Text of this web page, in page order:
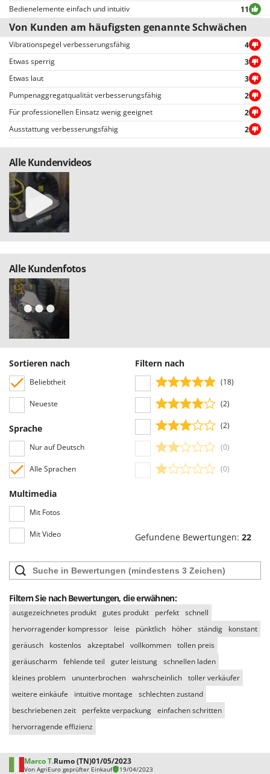
Spiralmac
Spring Protezione
Spyro
Stanley
Stiga
Stocker
Sunseeker
T
Tecla
TecnoGen
Tellarini Pompe
Telwin
Tenco
Tineco
Tornado
Tre Spade
Trev - Abrek - TecnoVIR
Trotec
Troy-Bilt
U
Udor
Unger
V
Volpi
W
Waldner
Wiper EcoRobot
Wolf Garten
Wortex
Worx
Y
Z
Zanon
Zephir
ZGrills
Zomax
Bedienelemente einfach und intuitiv
11
Von Kunden am häufigsten genannte Schwächen
Vibrationspegel verbesserungsfähig
4
Etwas sperrig
3
Etwas laut
3
Pumpenaggregatqualität verbesserungsfähig
2
Für professionellen Einsatz wenig geeignet
2
Ausstattung verbesserungsfähig
2
Alle Kundenvideos
Alle Kundenfotos
Sortieren nach
Beliebtheit
Neueste
Sprache
Nur auf Deutsch
Alle Sprachen
Multimedia
Mit Fotos
Mit Video
Filtern nach
(18)
(2)
(2)
(0)
(0)
Gefundene Bewertungen: 22
Filtern Sie nach Bewertungen, die erwähnen:
ausgezeichnetes produkt gutes produkt perfekt schnell
hervorragender kompressor
leise pünktlich höher ständig
konstant
geräusch
kostenlos akzeptabel vollkommen tollen preis
geräuscharm fehlende teil guter leistung schnellen laden
kleines problem
ununterbrochen wahrscheinlich toller verkäufer
weitere einkäufe
intuitive montage
schlechten zustand
beschriebenen zeit
perfekte verpackung einfachen schritten
hervorragende effizienz
Marco T.Rumo (TN)01/05/2023
Von AgriEuro geprüfter Einkauf 19/04/2023